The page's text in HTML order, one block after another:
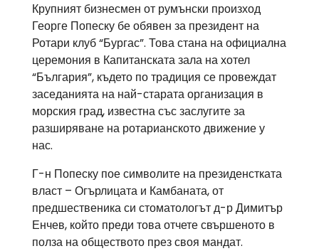
Крупният бизнесмен от румънски произход
Георге Попеску бе обявен за президент на
Ротари клуб “Бургас”. Това стана на официална
церемония в Капитанската зала на хотел
“България”, където по традиция се провеждат
заседанията на най-старата организация в
морския град, известна със заслугите за
разширяване на ротарианското движение у
нас.
Г-н Попеску пое символите на президенстката
власт – Огърлицата и Камбаната, от
предшественика си стоматологът д-р Димитър
Енчев, който преди това отчете свършеното в
полза на обществото през своя мандат.